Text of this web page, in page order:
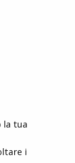
la tua
i